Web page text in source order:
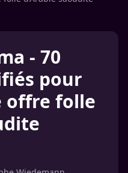
- 70
pour
offre folle